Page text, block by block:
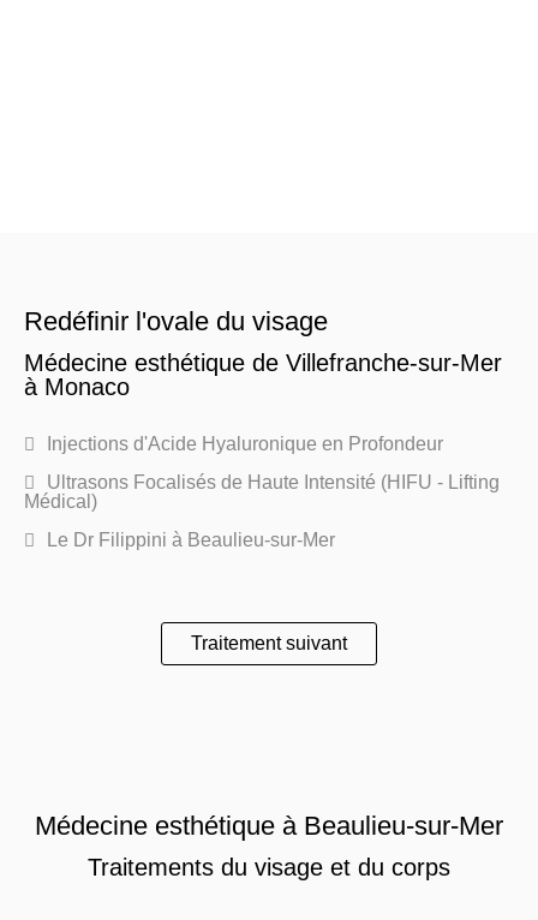
Redéfinir l'ovale du visage
Médecine esthétique de Villefranche-sur-Mer
à Monaco
Injections d'Acide Hyaluronique en Profondeur
Ultrasons Focalisés de Haute Intensité (HIFU - Lifting
Médical)
Le Dr Filippini à Beaulieu-sur-Mer
Traitement suivant
Médecine esthétique à Beaulieu-sur-Mer
Traitements du visage et du corps